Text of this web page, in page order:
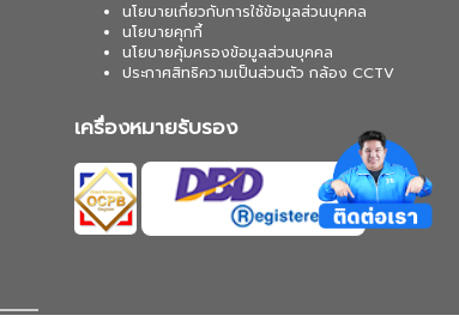
นโยบายเกี่ยวกับการใช้ข้อมูลส่วนบุคคล
นโยบายคุกกี้
นโยบายคุ้มครองข้อมูลส่วนบุคคล
ประกาศสิทธิความเป็นส่วนตัว กล้อง CCTV
เครื่องหมายรับรอง